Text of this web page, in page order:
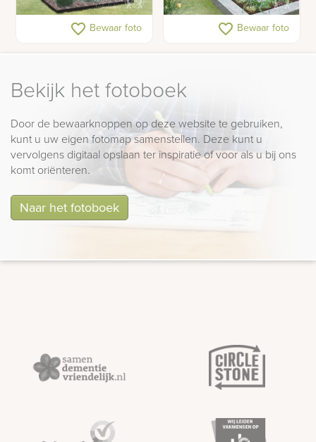
Moderne kunstzinnige
grafzuil met bronzen
favorite_border Bewaar foto
Gedenkteken van
olijfgroen natuursteen
favorite_border Bewaar foto
Bekijk het fotoboek
Door de bewaarknoppen op deze website te gebruiken,
kunt u uw eigen fotomap samenstellen. Deze kunt u
vervolgens digitaal opslaan ter inspiratie of voor als u bij ons
komt oriënteren.
Naar het fotoboek